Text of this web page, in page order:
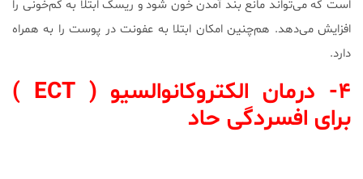
است که می‌تواند مانع بند آمدن خون شود و ریسک ابتلا به کم‌خونی را
افزایش می‌دهد. هم‌چنین امکان ابتلا به عفونت در پوست را به همراه
دارد.
۴- درمان الکتروکانوالسیو ( ECT )
برای افسردگی حاد